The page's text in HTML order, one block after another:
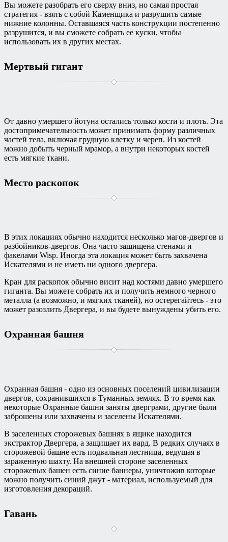
Вы можете разобрать его сверху вниз, но самая простая
стратегия - взять с собой Каменщика и разрушить самые
нижние колонны. Оставшаяся часть конструкции постепенно
разрушится, и вы сможете собрать ее куски, чтобы
использовать их в других местах.
Мертвый гигант
От давно умершего йотуна остались только кости и плоть. Эта
достопримечательность может принимать форму различных
частей тела, включая грудную клетку и череп. Из костей
можно добыть черный мрамор, а внутри некоторых костей
есть мягкие ткани.
Место раскопок
В этих локациях обычно находится несколько магов-двергов и
разбойников-двергов. Она часто защищена стенами и
факелами Wisp. Иногда эта локация может быть захвачена
Искателями и не иметь ни одного двергера.
Кран для раскопок обычно висит над костями давно умершего
гиганта. Вы можете собрать их и получить немного черного
металла (а возможно, и мягких тканей), но остерегайтесь - это
может разозлить Двергера, и вы будете вынуждены убить его.
Охранная башня
Охранная башня - одно из основных поселений цивилизации
двергов, сохранившихся в Туманных землях. В то время как
некоторые Охранные башни заняты дверграми, другие были
заброшены или захвачены и заселены Искателями.
В заселенных сторожевых башнях в ящике находится
экстрактор Двергера, а защищает их вард. В редких случаях в
сторожевой башне есть подвальная лестница, ведущая в
зараженную шахту. На внешней стороне заселенных
сторожевых башен есть синие баннеры, уничтожив которые
можно получить синий джут - материал, используемый для
изготовления декораций.
Гавань